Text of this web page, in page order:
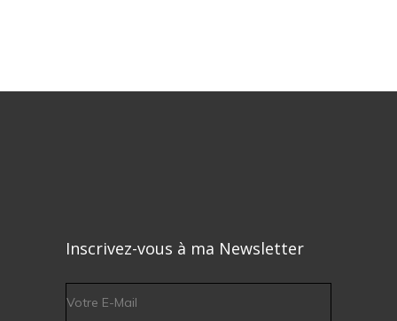
Inscrivez-vous à ma Newsletter